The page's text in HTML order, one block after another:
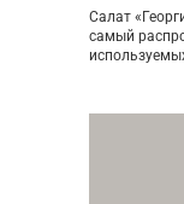
Салат
самый